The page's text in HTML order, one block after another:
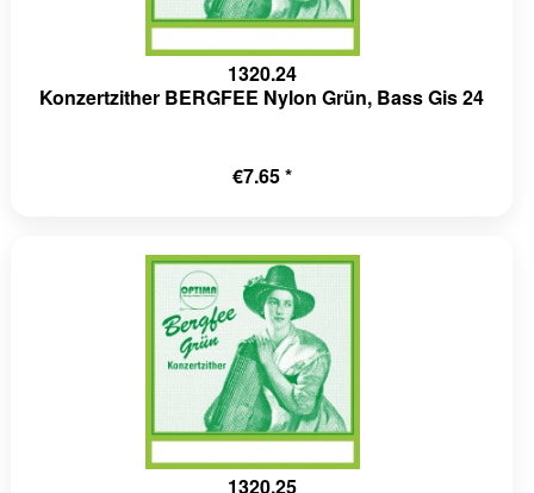
1320.24
Konzertzither BERGFEE Nylon Grün, Bass Gis 24
€7.65 *
1320.25